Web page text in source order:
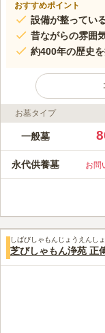
おすすめポイント
設備が整ってい
昔ながらの雰囲
約400年の歴史
ライフドット編集部の
港区三田に
るい桜の木が
都心に位置し
あり、歴史
みんなの評価
70代男性
近所にスーパ
処はない。車で行くの
めることができるファ
お墓タイプ
一般墓
永代供養墓 お問
しばびしゃもんじょうえんし
芝びしゃもん浄苑 正